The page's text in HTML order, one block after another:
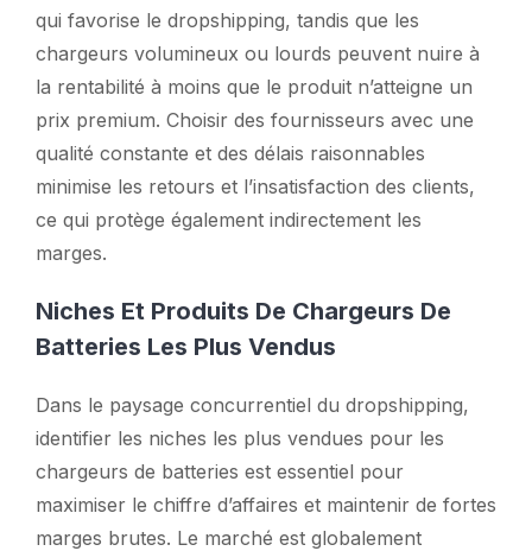
qui favorise le dropshipping, tandis que les
chargeurs volumineux ou lourds peuvent nuire à
la rentabilité à moins que le produit n’atteigne un
prix premium. Choisir des fournisseurs avec une
qualité constante et des délais raisonnables
minimise les retours et l’insatisfaction des clients,
ce qui protège également indirectement les
marges.
Niches Et Produits De Chargeurs De
Batteries Les Plus Vendus
Dans le paysage concurrentiel du dropshipping,
identifier les niches les plus vendues pour les
chargeurs de batteries est essentiel pour
maximiser le chiffre d’affaires et maintenir de fortes
marges brutes. Le marché est globalement